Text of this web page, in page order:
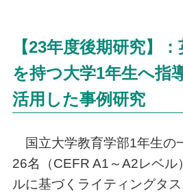
【23年度後期研究】
を持つ大学1年生へ指
活用した事例研究
国立大学教育学部1年生の
26名（CEFR A1～A2レベル
ルに基づくライティングタ